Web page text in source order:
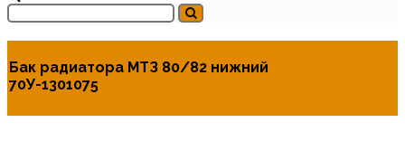
Бак радиатора МТЗ 80/82 нижний
70У-1301075